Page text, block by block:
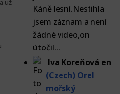
Káně lesní.Nestihla
jsem záznam a není
žádné video,on
útočil...
Iva Koreňová en
(Czech) Orel
mořský
už